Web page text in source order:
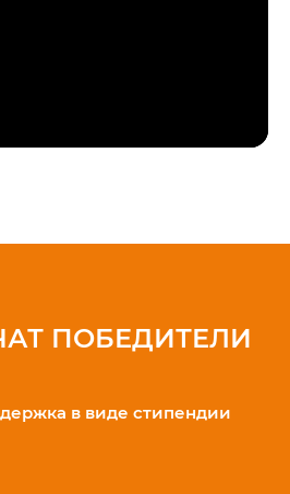
ПОБЕДИТЕЛИ
в виде стипендии